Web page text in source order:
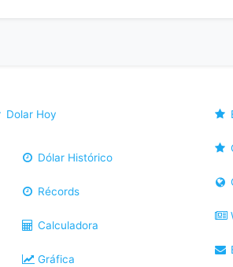
Dolar Hoy
Dólar Histórico
Récords
Calculadora
Gráfica